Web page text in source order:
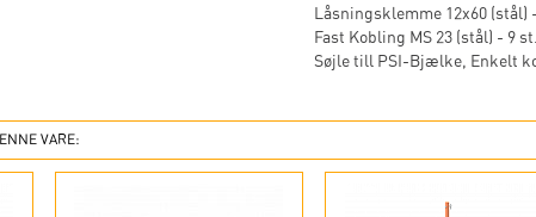
Låsningsklemme 12x60 (stål) -
Fast Kobling MS 23 (stål) - 9 st.
Søjle till PSI-Bjælke, Enkelt
VARE: